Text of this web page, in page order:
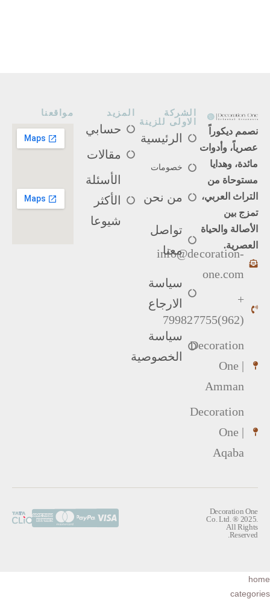
نصمم ديكوراً
عصرياً، وأدوات
مائدة، وهدايا
مستوحاة من
التراث العربي،
تمزج بين
الأصالة والحياة
العصرية.
info@decoration-
one.com
+
(962)799827755
Decoration
One |
Amman
Decoration
One |
Aqaba
مواقعنا
الشركة
الاولى للزينة
الرئيسية
خصومات
من نحن
تواصل
معنا
سياسة
الارجاع
سياسة
الخصوصية
المزيد
حسابي
مقالات
الأسئلة
الأكثر
شيوعا
Decoration One
Co. Ltd. ® 2025.
All Rights
Reserved.
home
categories